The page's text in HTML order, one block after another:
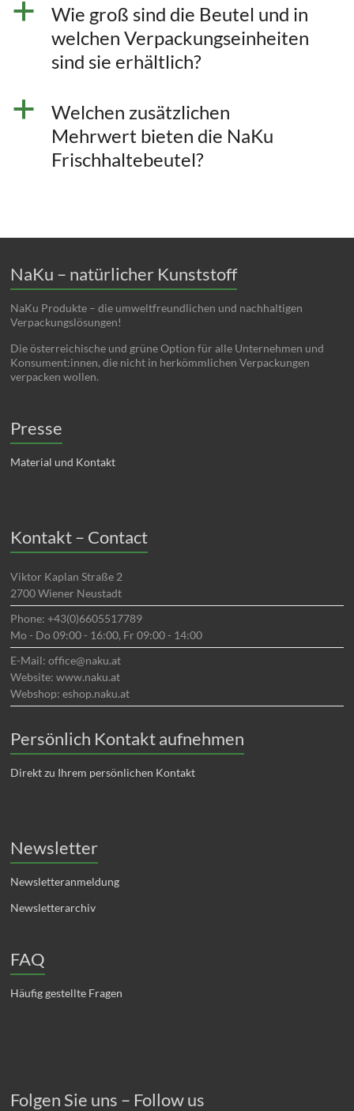
a
Wie groß sind die Beutel und in
welchen Verpackungseinheiten
sind sie erhältlich?
a
Welchen zusätzlichen
Mehrwert bieten die NaKu
Frischhaltebeutel?
NaKu – natürlicher Kunststoff
NaKu Produkte – die umweltfreundlichen und nachhaltigen
Verpackungslösungen!
Die österreichische und grüne Option für alle Unternehmen und
Konsument:innen, die nicht in herkömmlichen Verpackungen
verpacken wollen.
Presse
Material und Kontakt
Kontakt – Contact
Viktor Kaplan Straße 2
2700 Wiener Neustadt
Phone: +43(0)6605517789
Mo - Do 09:00 - 16:00, Fr 09:00 - 14:00
E-Mail: office@naku.at
Website: www.naku.at
Webshop: eshop.naku.at
Persönlich Kontakt aufnehmen
Direkt zu Ihrem persönlichen Kontakt
Newsletter
Newsletteranmeldung
Newsletterarchiv
FAQ
Häufig gestellte Fragen
Folgen Sie uns – Follow us